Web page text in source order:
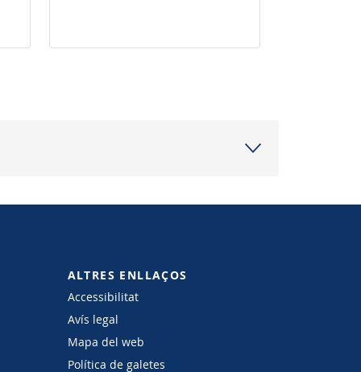
ALTRES ENLLAÇOS
Accessibilitat
Avís legal
Mapa del web
Política de galetes